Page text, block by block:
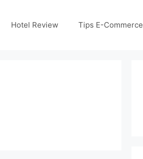
Hotel Review Tips E-Commerce